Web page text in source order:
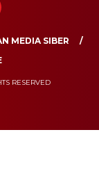
MEDIA SIBER
RESERVED